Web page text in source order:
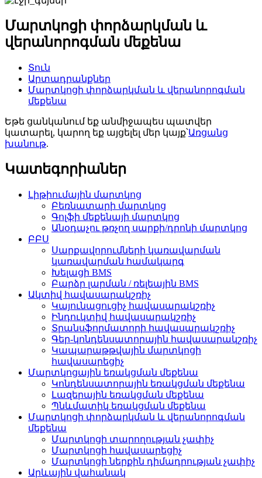
Մարտկոցի փորձարկման և
վերանորոգման մեքենա
Տուն
Արտադրանքներ
Մարտկոցի փորձարկման և վերանորոգման
մեքենա
Եթե ​​ցանկանում եք անմիջապես պատվեր
կատարել, կարող եք այցելել մեր կայք՝Առցանց
խանութ.
Կատեգորիաներ
Լիթիումային մարտկոց
Բեռնատարի մարտկոց
Գոլֆի մեքենայի մարտկոց
Անօդաչու թռչող սարքի/դրոնի մարտկոց
ԲԲՍ
Սարքավորումների կառավարման
կառավարման համակարգ
Խելացի BMS
Բարձր լարման / ռելեային BMS
Ակտիվ հավասարակշռիչ
Կայունացուցիչ հավասարակշռիչ
Ինդուկտիվ հավասարակշռիչ
Տրանսֆորմատորի հավասարակշռիչ
Գեր-կոնդենսատորային հավասարակշռիչ
Կապարաթթվային մարտկոցի
հավասարեցիչ
Մարտկոցային եռակցման մեքենա
Կոնդենսատորային եռակցման մեքենա
Լազերային եռակցման մեքենա
Պնևմատիկ եռակցման մեքենա
Մարտկոցի փորձարկման և վերանորոգման
մեքենա
Մարտկոցի տարողության չափիչ
Մարտկոցի հավասարեցիչ
Մարտկոցի ներքին դիմադրության չափիչ
Արևային վահանակ